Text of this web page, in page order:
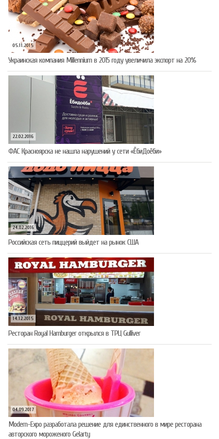
05.11.2015
Украинская компания Millennium в 2015 году увеличила экспорт на 20%
22.02.2016
ФАС Красноярска не нашла нарушений у сети «ЁбиДоёби»
24.02.2016
Российская сеть пиццерий выйдет на рынок США
14.12.2015
Ресторан Royal Hamburger открылся в ТРЦ Gulliver
04.09.2017
Modern-Expo разработала решение для единственного в мире ресторана
авторского мороженого Gelarty